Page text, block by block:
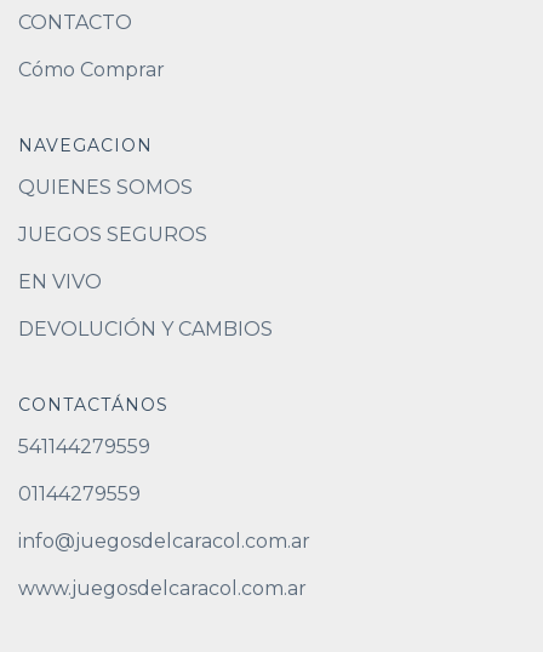
CONTACTO
Cómo Comprar
NAVEGACION
QUIENES SOMOS
JUEGOS SEGUROS
EN VIVO
DEVOLUCIÓN Y CAMBIOS
CONTACTÁNOS
541144279559
01144279559
info@juegosdelcaracol.com.ar
www.juegosdelcaracol.com.ar